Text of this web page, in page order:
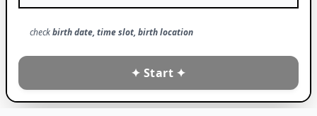
checkbirth date, time slot, birth location
✦ Start ✦